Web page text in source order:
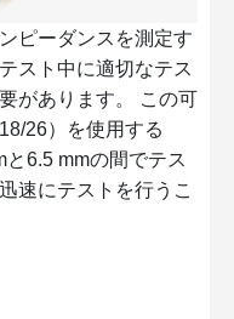
ピーダンスを測定す
スト中に適切なテス
があります。 この可
26）を使用する
6.5 mmの間でテス
速にテストを行うこ